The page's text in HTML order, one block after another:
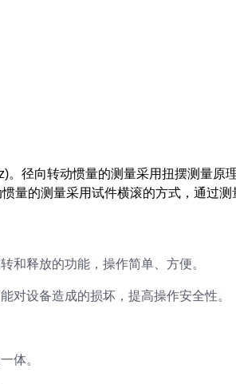
径向转动惯量的测量采用扭摆测量
的测量采用试件横滚的方式，通过测
和释放的功能，操作简单、方便。
对设备造成的损坏，提高操作安全性。
体。